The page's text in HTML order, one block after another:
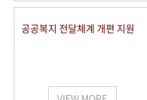
공공복지 전달체계 개편 지원